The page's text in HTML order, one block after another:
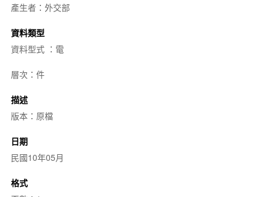
產生者：外交部
資料類型
資料型式 ：電
層次：件
描述
版本：原檔
日期
民國10年05月
格式